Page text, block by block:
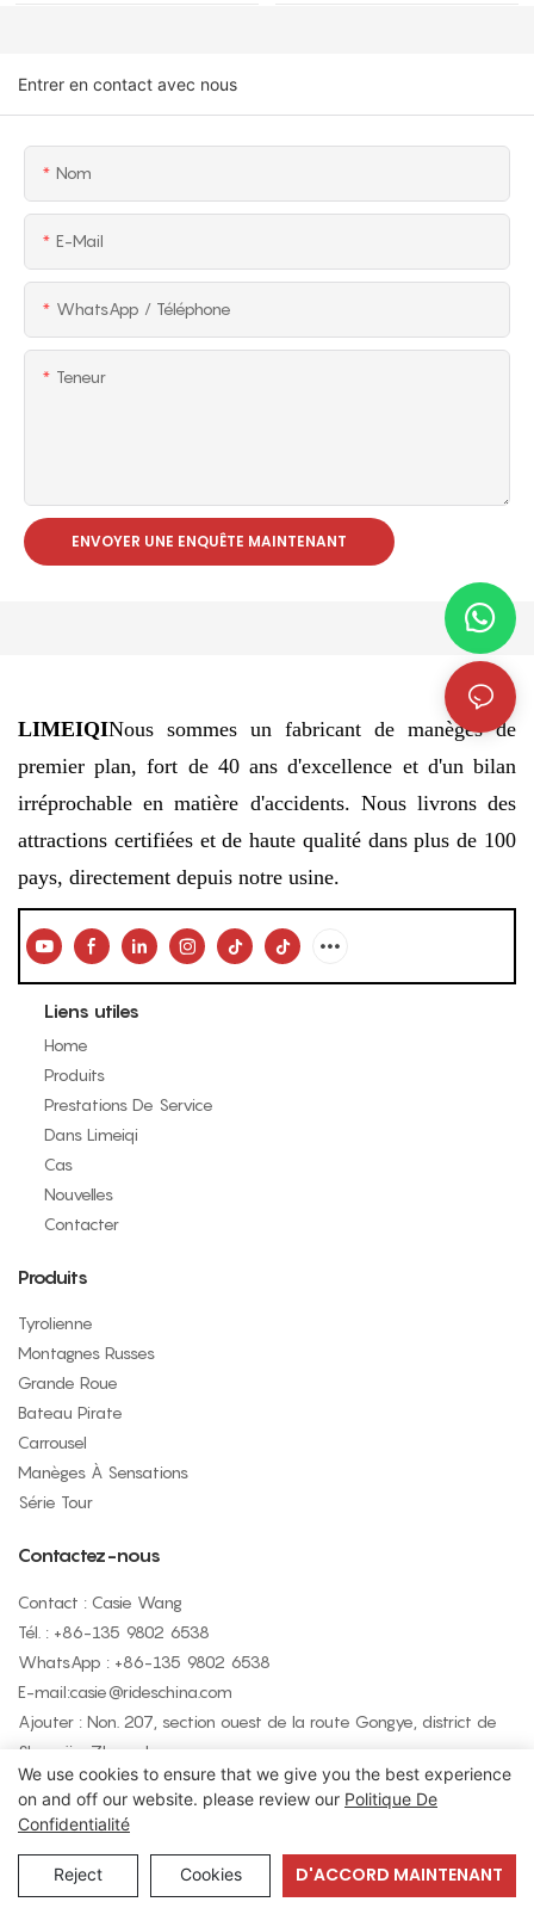
Entrer en contact avec nous
Nom
E-Mail
WhatsApp / Téléphone
Teneur
ENVOYER UNE ENQUÊTE MAINTENANT
LIMEIQINous sommes un fabricant de manèges de
premier plan, fort de 40 ans d'excellence et d'un bilan
irréprochable en matière d'accidents. Nous livrons des
attractions certifiées et de haute qualité dans plus de 100
pays, directement depuis notre usine.
Liens utiles
Home
Produits
Prestations De Service
Dans Limeiqi
Cas
Nouvelles
Contacter
Produits
Tyrolienne
Montagnes Russes
Grande Roue
Bateau Pirate
Carrousel
Manèges À Sensations
Série Tour
Contactez-nous
Contact : Casie Wang
Tél. : +86-135 9802 6538
WhatsApp : +86-135 9802 6538
E-mail:casie@rideschina.com
Ajouter : Non. 207, section ouest de la route Gongye, district de
Shangjie, Zhengzhou
Copyright © 2026 LMQ | www.lmqrides.com
Politique de confidentialité
We use cookies to ensure that we give you the best experience
on and off our website. please review our Politique De
Confidentialité
Reject Cookies D'ACCORD MAINTENANT